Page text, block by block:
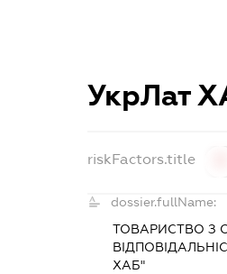
УкрЛат
riskFactors.title
dossier.fullName:
ТОВАРИСТВО З
ХАБ"